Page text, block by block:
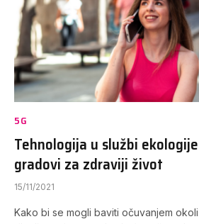
5G
Tehnologija u službi
gradovi za zdraviji život
15/11/2021
Kako bi se mogli baviti očuvanjem